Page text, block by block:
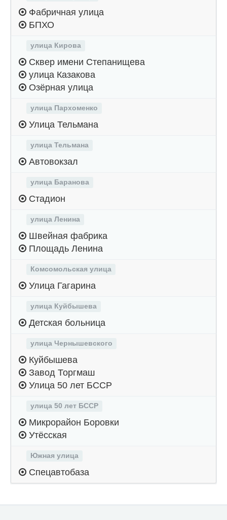
Фабричная улица
БПХО
улица Кирова
Сквер имени Степанищева
улица Казакова
Озёрная улица
улица Пархоменко
Улица Тельмана
улица Тельмана
Автовокзал
улица Баранова
Стадион
улица Ленина
Швейная фабрика
Площадь Ленина
Комсомольская улица
Улица Гагарина
улица Куйбышева
Детская больница
улица Чернышевского
Куйбышева
Завод Торгмаш
Улица 50 лет БССР
улица 50 лет БССР
Микрорайон Боровки
Утёсская
Южная улица
Спецавтобаза